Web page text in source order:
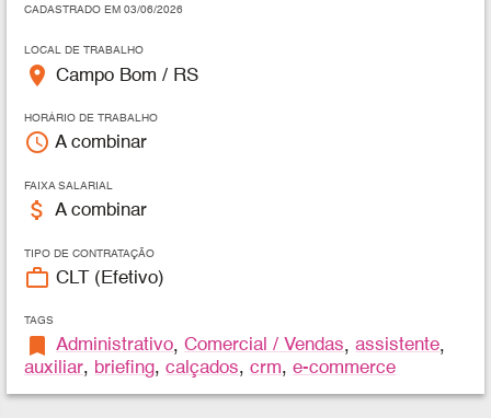
CADASTRADO EM 03/06/2026
LOCAL DE TRABALHO
place Campo Bom / RS
HORÁRIO DE TRABALHO
access_time A combinar
FAIXA SALARIAL
attach_money A combinar
TIPO DE CONTRATAÇÃO
work_outline CLT (Efetivo)
TAGS
bookmark Administrativo,Comercial / Vendas,assistente,
auxiliar, briefing,calçados,crm,e-commerce